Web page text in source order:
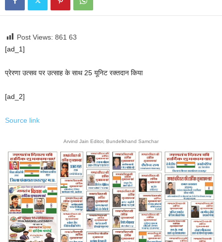
Post Views: 861 63
[ad_1]
प्रेरणा उत्सव पर उत्साह के साथ 25 यूनिट रक्तदान किया
[ad_2]
Source link
Arvind Jain Editor, Bundelkhand Samchar